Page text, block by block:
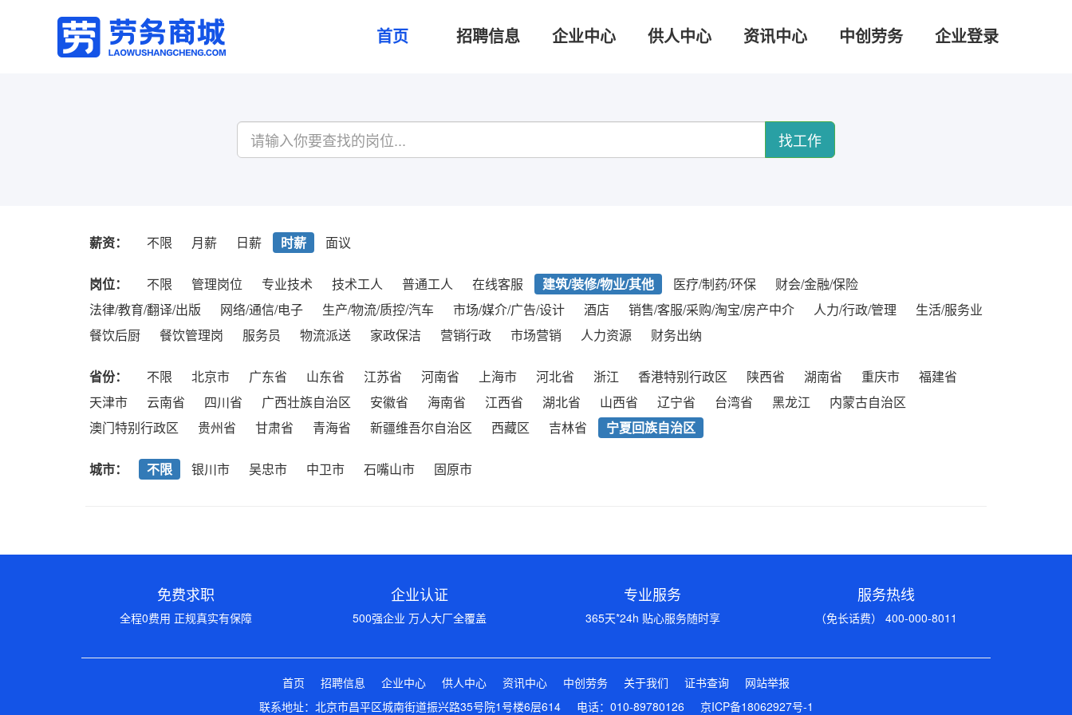
首页 招聘信息 企业中心 供人中心 资讯中心 中创劳务 企业登录
找工作
薪资： 不限 月薪 日薪 时薪 面议
岗位： 不限 管理岗位 专业技术 技术工人 普通工人 在线客服 建筑/装修/物业/其他 医疗/制药/环保
财会/金融/保险
法律/教育/翻译/出版
网络/通信/电子 生产/物流/质控/汽车 市场/媒介/广告/设计 酒店 销售/客服/采购/淘宝/房产中介 人力/行政/管理
生活/服务业
餐饮后厨
餐饮管理岗 服务员 物流派送 家政保洁 营销行政 市场营销 人力资源 财务出纳
省份： 不限 北京市 广东省 山东省 江苏省 河南省 上海市 河北省 浙江 香港特别行政区 陕西省 湖南省 重庆市
福建省
天津市
云南省 四川省 广西壮族自治区 安徽省 海南省 江西省 湖北省 山西省 辽宁省 台湾省 黑龙江
内蒙古自治区
澳门特别行政区
贵州省 甘肃省 青海省 新疆维吾尔自治区 西藏区 吉林省 宁夏回族自治区
城市： 不限 银川市 吴忠市 中卫市 石嘴山市 固原市
免费求职
全程0费用 正规真实有保障
企业认证
500强企业 万人大厂全覆盖
专业服务
365天*24h 贴心服务随时享
服务热线
（免长话费） 400-000-8011
首页 招聘信息 企业中心 供人中心 资讯中心 中创劳务 关于我们 证书查询
网站举报
联系地址：北京市昌平区城南街道振兴路35号院1号楼6层614 电话：010-89780126 京ICP备18062927号-1